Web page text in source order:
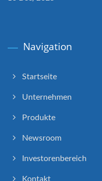
Navigation
Startseite
Unternehmen
Produkte
Newsroom
Investorenbereich
Kontakt